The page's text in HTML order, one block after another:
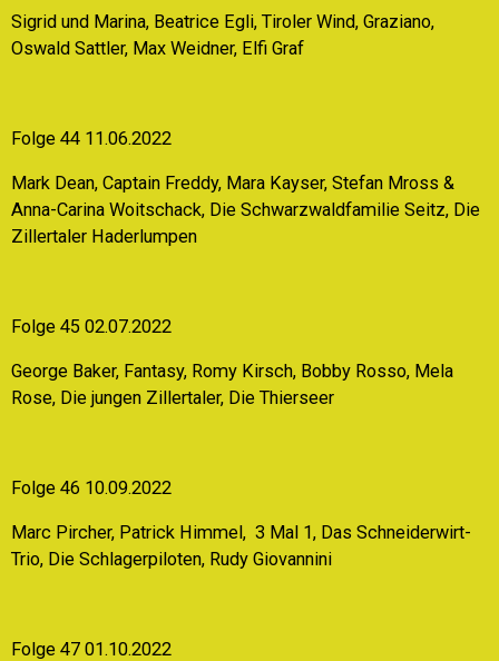
Sigrid und Marina, Beatrice Egli, Tiroler Wind, Graziano,
Oswald Sattler, Max Weidner, Elfi Graf
Folge 44 11.06.2022
Mark Dean, Captain Freddy, Mara Kayser, Stefan Mross &
Anna-Carina Woitschack, Die Schwarzwaldfamilie Seitz, Die
Zillertaler Haderlumpen
Folge 45 02.07.2022
George Baker, Fantasy, Romy Kirsch, Bobby Rosso, Mela
Rose, Die jungen Zillertaler, Die Thierseer
Folge 46 10.09.2022
Marc Pircher, Patrick Himmel, 3 Mal 1, Das Schneiderwirt-
Trio, Die Schlagerpiloten, Rudy Giovannini
Folge 47 01.10.2022